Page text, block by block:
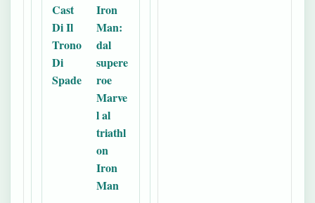
Cast
Di Il
Trono
Di
Spade
Iron
Man:
dal
supere
roe
Marve
l al
triathl
on
Iron
Man